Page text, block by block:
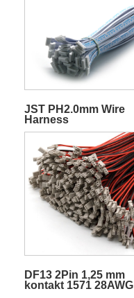
JST PH2.0mm Wire
Harness
DF13 2Pin 1,25 mm
kontakt 1571 28AWG